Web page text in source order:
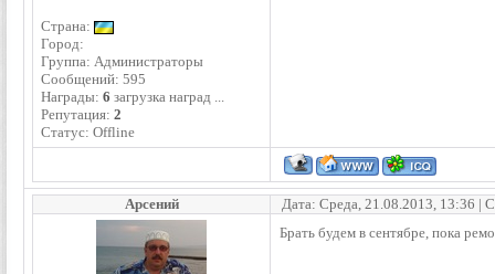
Страна:
Город:
Группа: Администраторы
Сообщений: 595
Награды: 6 загрузка наград ...
Репутация: 2
Статус: Offline
Арсений Дата: Среда, 21.08.2013, 13:36 |
Брать будем в сентябре, пока